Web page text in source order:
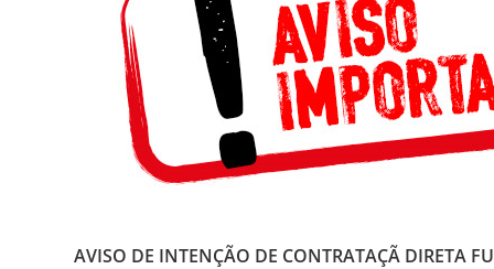
AVISO DE INTENÇÃO DE CONTRATAÇÃ DIRETA